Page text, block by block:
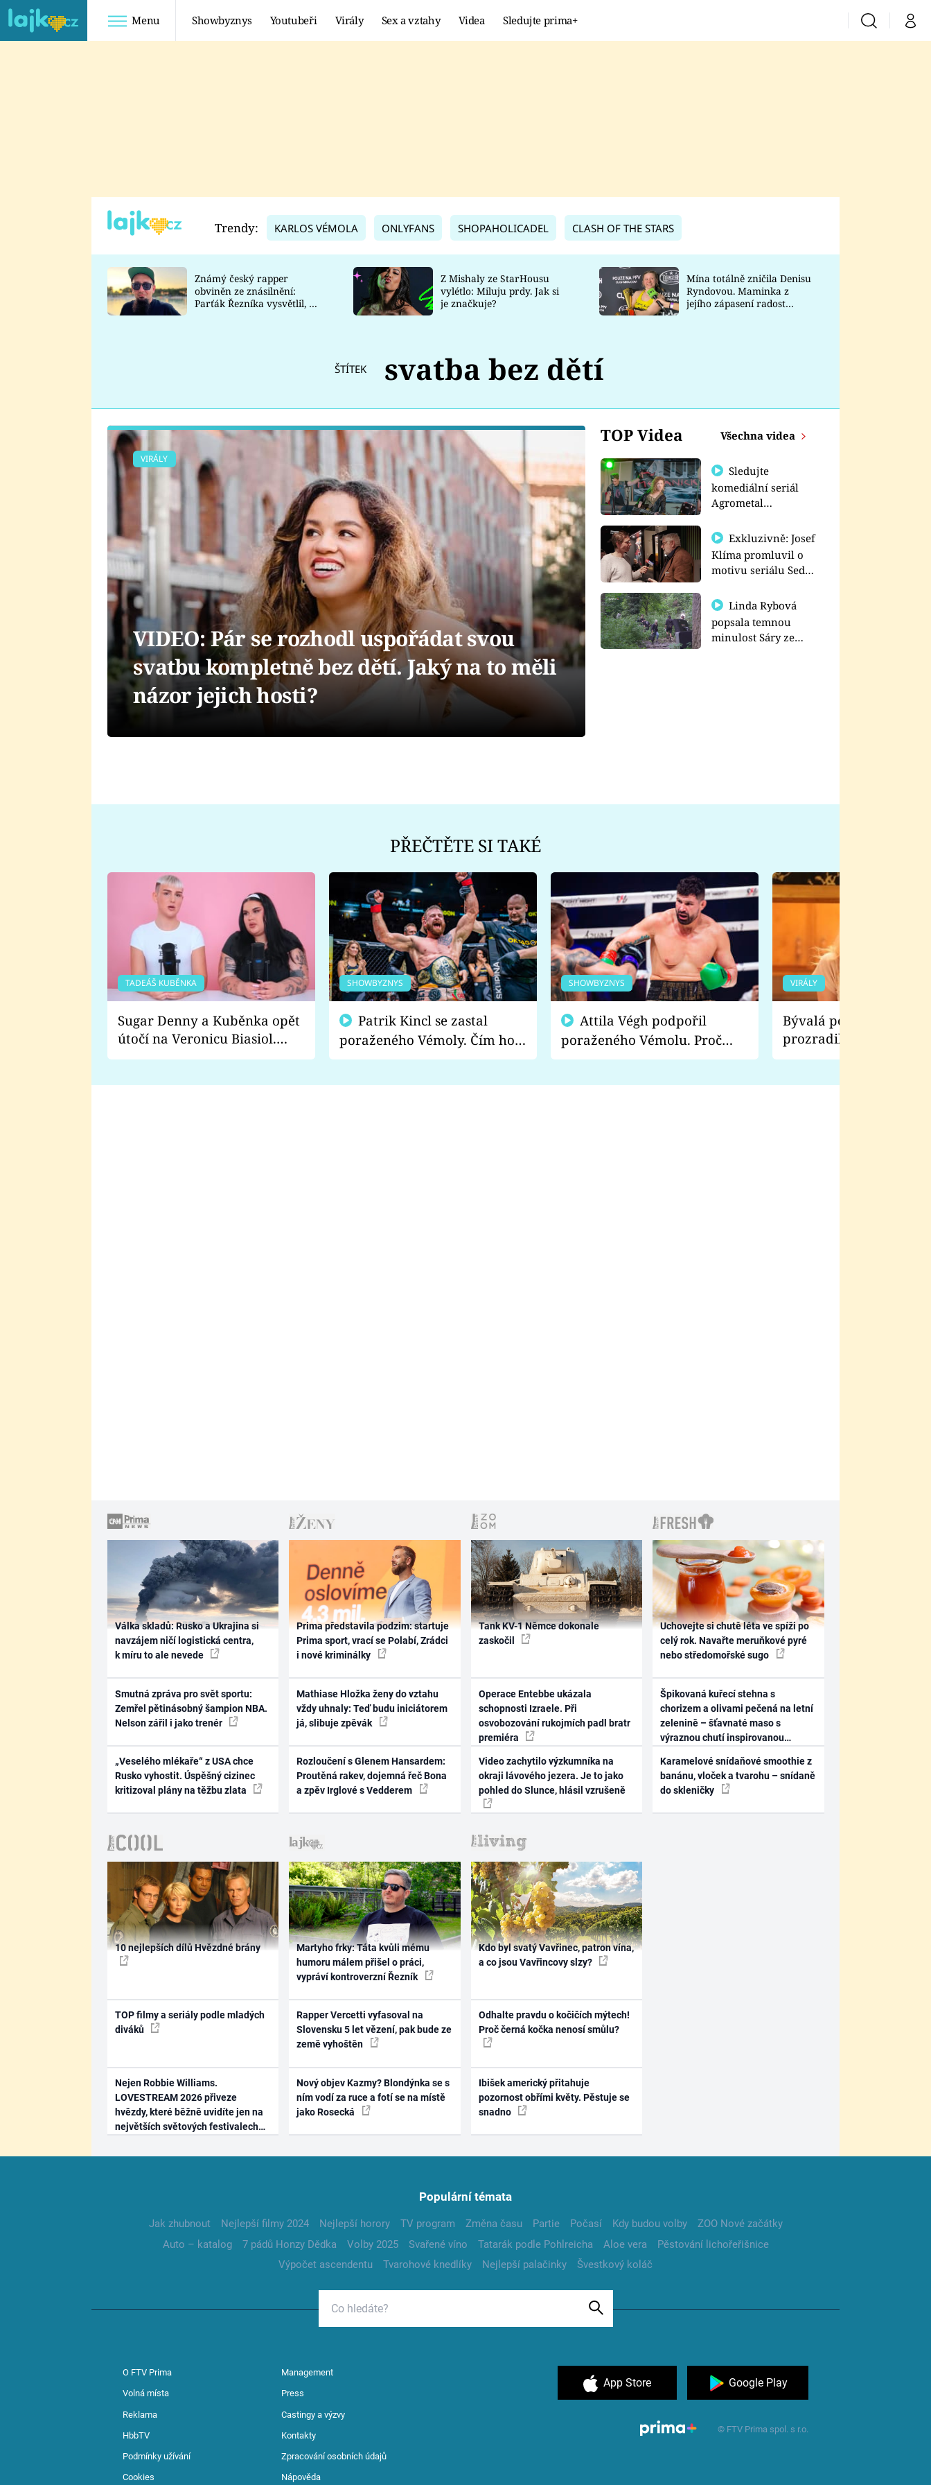
Menu Showbyznys Youtubeři Virály Sex a vztahy Videa Sledujte prima+ VyhledáváníMůj
TADEÁŠ KUBĚNKA
DATEL
Prima Lajk
Sledujte nás
Trendy: KARLOS VÉMOLA ONLYFANS SHOPAHOLICADEL CLASH OF THE STARS
Známý český rapper
obviněn ze znásilnění:
Parťák Řezníka vysvětlil, co
Z Mishaly ze StarHousu
vylétlo: Miluju prdy. Jak si
je značkuje?
Mína totálně zničila Denisu
Ryndovou. Maminka z
jejího zápasení radost
ŠTÍTEK svatba bez dětí
TOP Videa Všechna videa
Sledujte
komediální seriál
Agrometal
prima+
Exkluzivně: Josef
Klíma promluvil o
motivu seriálu Sedm
Linda Rybová
popsala temnou
minulost Sáry ze
VIRÁLY
VIDEO: Pár se rozhodl uspořádat svou
svatbu kompletně bez dětí. Jaký na to měli
názor jejich hosti?
PŘEČTĚTE SI TAKÉ
TADEÁŠ KUBĚNKA
Sugar Denny a Kuběnka opět
útočí na Veronicu Biasiol.
Proč je podle nich falešná a
SHOWBYZNYS
poraženého Vémoly. Čím ho
fanoušci naštvali?
SHOWBYZNYS
poraženého Vémolu. Proč
chce raději zápasit s ním než
VIRÁLY
Bývalá pornoherečka
prozradila, co ji
natáčení Euforie.
Válka skladů: Rusko a Ukrajina si
navzájem ničí logistická centra,
k míru to ale nevede
Smutná zpráva pro svět sportu:
Zemřel pětinásobný šampion NBA.
Nelson zářil i jako trenér
„Veselého mlékaře“ z USA chce
Rusko vyhostit. Úspěšný cizinec
kritizoval plány na těžbu zlata
Prima představila podzim: startuje
Prima sport, vrací se Polabí, Zrádci
i nové kriminálky
Mathiase Hložka ženy do vztahu
vždy uhnaly: Teď budu iniciátorem
já, slibuje zpěvák
Rozloučení s Glenem Hansardem:
Proutěná rakev, dojemná řeč Bona
a zpěv Irglové s Vedderem
Tank KV-1 Němce dokonale
zaskočil
Operace Entebbe ukázala
schopnosti Izraele. Při
osvobozování rukojmích padl bratr
premiéra
Video zachytilo výzkumníka na
okraji lávového jezera. Je to jako
pohled do Slunce, hlásil vzrušeně
Uchovejte si chutě léta ve spíži po
celý rok. Navařte meruňkové pyré
nebo středomořské sugo
Špikovaná kuřecí stehna s
chorizem a olivami pečená na letní
zelenině – šťavnaté maso s
výraznou chutí inspirovanou
Karamelové snídaňové smoothie z
banánu, vloček a tvarohu – snídaně
do skleničky
10 nejlepších dílů Hvězdné brány
TOP filmy a seriály podle mladých
diváků
Nejen Robbie Williams.
LOVESTREAM 2026 přiveze
hvězdy, které běžně uvidíte jen na
největších světových festivalech
Martyho frky: Táta kvůli mému
humoru málem přišel o práci,
vypráví kontroverzní Řezník
Rapper Vercetti vyfasoval na
Slovensku 5 let vězení, pak bude ze
země vyhoštěn
Nový objev Kazmy? Blondýnka se s
ním vodí za ruce a fotí se na místě
jako Rosecká
Kdo byl svatý Vavřinec, patron vína,
a co jsou Vavřincovy slzy?
Odhalte pravdu o kočičích mýtech!
Proč černá kočka nenosí smůlu?
Ibišek americký přitahuje
pozornost obřími květy. Pěstuje se
snadno
Populární témata
Jak zhubnout Nejlepší filmy 2024 Nejlepší horory TV program Změna času Partie Počasí Kdy budou volby
ZOO Nové začátky
Auto – katalog
7 pádů Honzy Dědka Volby 2025 Svařené víno Tatarák podle Pohlreicha Aloe vera
Pěstování lichořeřišnice
Výpočet ascendentu
Tvarohové knedlíky Nejlepší palačinky Švestkový koláč
O FTV Prima Management
Volná místa Press
Reklama Castingy a výzvy
HbbTV Kontakty
Podmínky užívání Zpracování osobních údajů
Cookies Nápověda
App Store Google Play
© FTV Prima spol. s r.o.